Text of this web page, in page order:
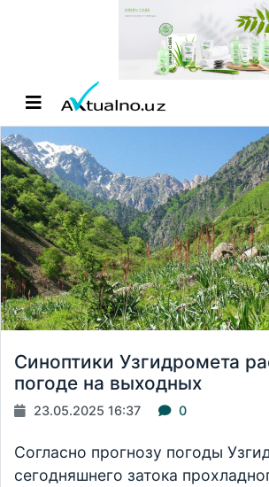
Синоптики Узгидромета
погоде на выходных
23.05.2025 16:37 0
Согласно прогнозу погоды
сегодняшнего затока